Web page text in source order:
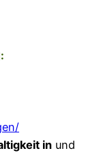
in und